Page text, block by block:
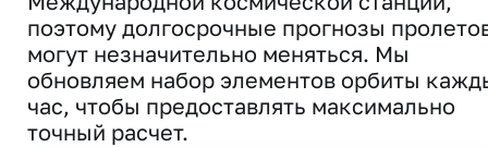
поэтому долгосрочные прогнозы
могут незначительно меняться. Мы
обновляем набор элементов орбиты
час, чтобы предоставлять максимально
точный расчет.